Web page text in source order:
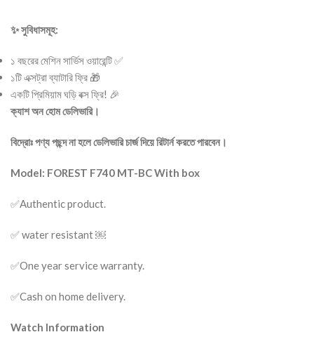
✨ সুবিধাসমূহ:
১ বছরের মেশিন সার্ভিস ওয়ারেন্টি ✅
১টি এক্সট্রা ব্যাটারি ফ্রি 🎁
একটি প্রিমিয়াম ঘড়ি বক্স ফ্রি! 🎉
ক্যাশ অন হোম ডেলিভারি।
বিদ্রোঃ পণ্য পছন্দ না হলে ডেলিভারি চার্জ দিয়ে রিটার্ন করতে পারবেন।
Model: FOREST F740 MT-BC With box
✅Authentic product.
✅ water resistant ￼
✅One year service warranty.
✅Cash on home delivery.
Watch Information